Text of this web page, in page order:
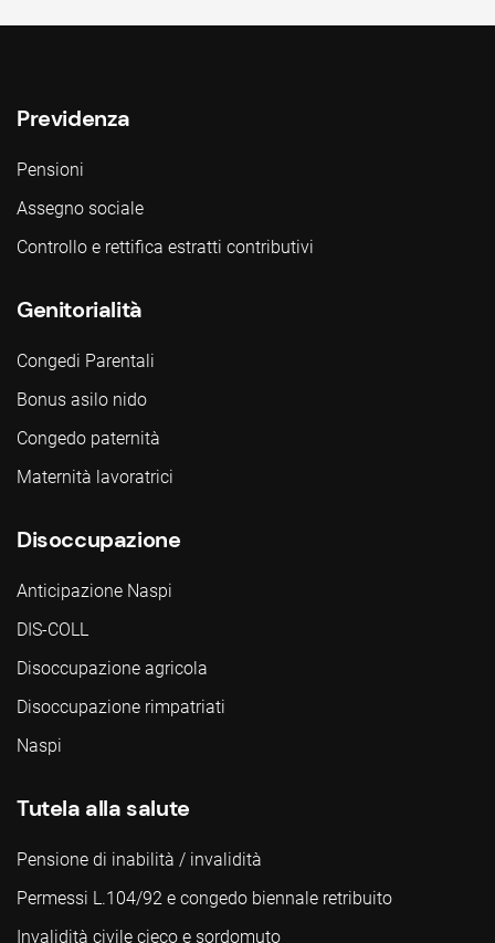
Previdenza
Pensioni
Assegno sociale
Controllo e rettifica estratti contributivi
Genitorialità
Congedi Parentali
Bonus asilo nido
Congedo paternità
Maternità lavoratrici
Disoccupazione
Anticipazione Naspi
DIS-COLL
Disoccupazione agricola
Disoccupazione rimpatriati
Naspi
Tutela alla salute
Pensione di inabilità / invalidità
Permessi L.104/92 e congedo biennale retribuito
Invalidità civile cieco e sordomuto